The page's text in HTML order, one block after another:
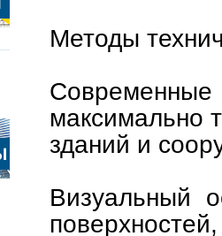
Методы
максимально
зданий и
Визуальный